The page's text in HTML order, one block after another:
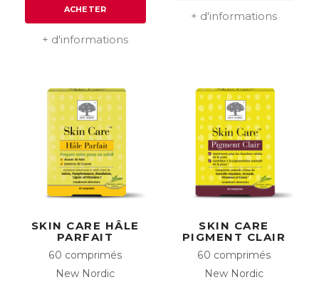
ACHETER
+ d'informations
+ d'informations
SKIN CARE HÂLE
PARFAIT
60 comprimés
New Nordic
SKIN CARE
PIGMENT CLAIR
60 comprimés
New Nordic